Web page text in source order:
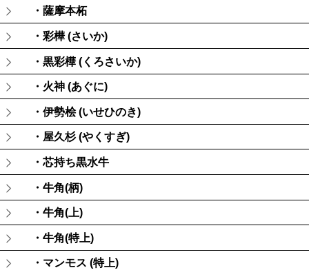
・薩摩本柘
・彩樺 (さいか)
・黒彩樺 (くろさいか)
・火神 (あぐに)
・伊勢桧 (いせひのき)
・屋久杉 (やくすぎ)
・芯持ち黒水牛
・牛角(柄)
・牛角(上)
・牛角(特上)
・マンモス (特上)